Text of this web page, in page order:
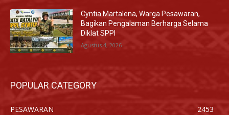
Cyntia Martalena, Warga Pesawaran,
Bagikan Pengalaman Berharga Selama
Diklat SPPI
Agustus 4, 2026
POPULAR CATEGORY
PESAWARAN
2453